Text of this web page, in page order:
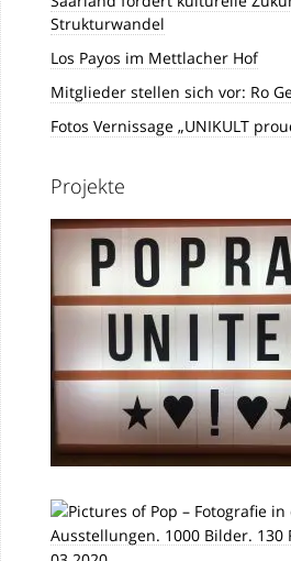
Strukturwandel
Los Payos im Mettlacher Hof
Mitglieder stellen sich vor: Ro
Fotos Vernissage „UNIKULT
Projekte